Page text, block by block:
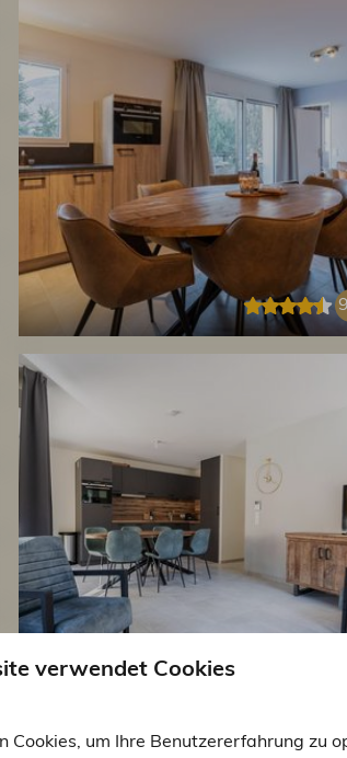
verwendet Cookies
Cookies, um Ihre Benutzererfahrung zu